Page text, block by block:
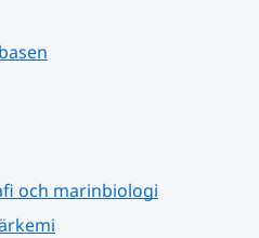
och marinbiologi